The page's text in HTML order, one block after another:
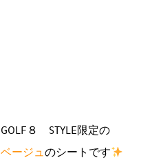
GOLF８ STYLE限定の
ベージュのシートです